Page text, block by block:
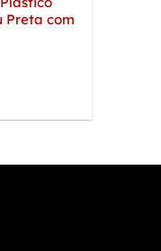
Preta com